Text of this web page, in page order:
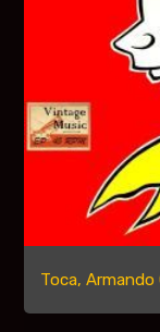
Toca, Armando